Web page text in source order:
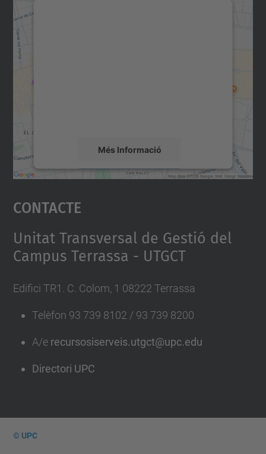
Més Informació
Accepta
powered by
Contacte
Unitat Transversal de Gestió del
Campus Terrassa - UTGCT
Edifici TR1. C. Colom, 1 08222 Terrassa
Telèfon 93 739 8102 / 93 739 8200
A/e recursosiserveis.utgct@upc.edu
Directori UPC
© UPC